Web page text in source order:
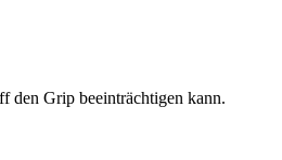
den Grip beeinträchtigen kann.